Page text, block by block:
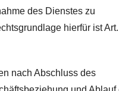
des Dienstes zu
hierfür ist
nach Abschluss des